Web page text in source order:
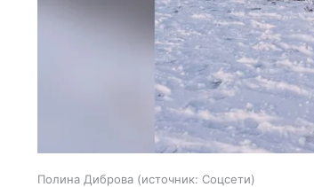
Полина Диброва источник: Соцсети